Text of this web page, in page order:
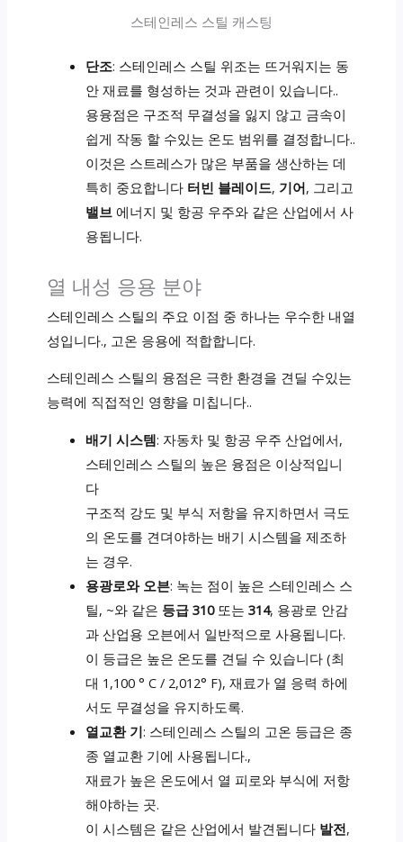
스테인레스 스틸 캐스팅
단조: 스테인레스 스틸 위조는 뜨거워지는 동
안 재료를 형성하는 것과 관련이 있습니다..
용융점은 구조적 무결성을 잃지 않고 금속이
쉽게 작동 할 수있는 온도 범위를 결정합니다..
이것은 스트레스가 많은 부품을 생산하는 데
특히 중요합니다 터빈 블레이드, 기어, 그리고
밸브 에너지 및 항공 우주와 같은 산업에서 사
용됩니다.
열 내성 응용 분야
스테인레스 스틸의 주요 이점 중 하나는 우수한 내열
성입니다., 고온 응용에 적합합니다.
스테인레스 스틸의 융점은 극한 환경을 견딜 수있는
능력에 직접적인 영향을 미칩니다..
배기 시스템: 자동차 및 항공 우주 산업에서,
스테인레스 스틸의 높은 융점은 이상적입니
다
구조적 강도 및 부식 저항을 유지하면서 극도
의 온도를 견뎌야하는 배기 시스템을 제조하
는 경우.
용광로와 오븐: 녹는 점이 높은 스테인레스 스
틸, ~와 같은 등급 310또는314, 용광로 안감
과 산업용 오븐에서 일반적으로 사용됩니다.
이 등급은 높은 온도를 견딜 수 있습니다 (최
대 1,100 ° C / 2,012° F), 재료가 열 응력 하에
서도 무결성을 유지하도록.
열교환 기: 스테인레스 스틸의 고온 등급은 종
종 열교환 기에 사용됩니다.,
재료가 높은 온도에서 열 피로와 부식에 저항
해야하는 곳.
이 시스템은 같은 산업에서 발견됩니다 발전,